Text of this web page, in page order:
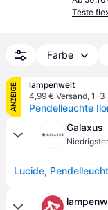
Teste
Farbe
ANZEIGE
lampenwelt
4,99 € Versand, 1–3
Galaxus
Lucide,